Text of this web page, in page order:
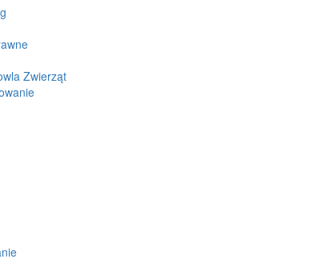
Zwierząt